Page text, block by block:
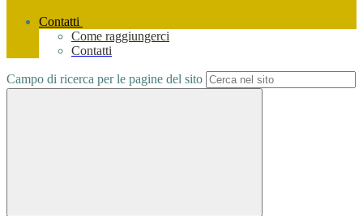
Contatti
Come raggiungerci
Contatti
Campo di ricerca per le pagine del sito